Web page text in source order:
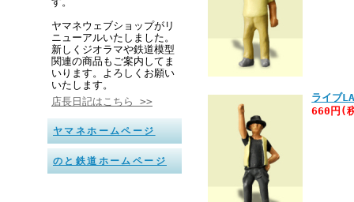
ヤマネウェブショップがリ
ニューアルいたしました。
新しくジオラマや鉄道模型
関連の商品もご案内してま
いります。よろしくお願い
いたします。
店長日記はこちら >>
ヤマネホームページ
のと鉄道ホームページ
ライブ
660円(